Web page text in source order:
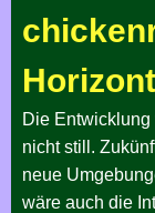
Die
nicht still.
neue
wäre auch die